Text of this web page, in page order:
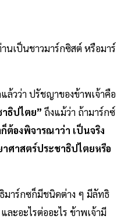
นเป็นชาวมาร์กซิสต์ หรือมาร์
ล้วว่า ปรัชญาของข้าพเจ้าคือ
ธิปไตย” ถึงแม้ว่า ถ้ามาร์กซ์
ต้องพิจารณาว่า เป็นจริง
ศาสตร์ประชาธิปไตยหรือ
าร์กซก็มีชนิดต่าง ๆ มีลัทธิ
ะอะไรต่ออะไร ข้าพเจ้ามี